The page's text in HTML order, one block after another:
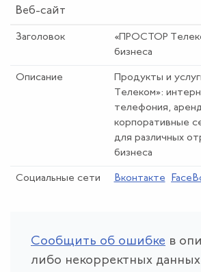
Веб-сайт
Заголовок
«ПРОСТОР
бизнеса
Описание
Продукты и
Телеком»:
телефония,
корпоративные
для различных
бизнеса
Социальные сети Вконтакте
Сообщить об ошибке в
либо некорректных данных